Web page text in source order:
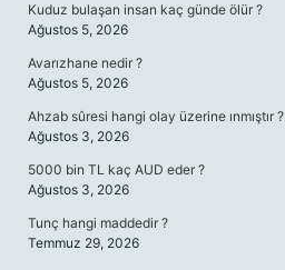
Kuduz bulaşan insan kaç günde ölür ?
Ağustos 5, 2026
Avarızhane nedir ?
Ağustos 5, 2026
Ahzab sûresi hangi olay üzerine ınmıştır ?
Ağustos 3, 2026
5000 bin TL kaç AUD eder ?
Ağustos 3, 2026
Tunç hangi maddedir ?
Temmuz 29, 2026